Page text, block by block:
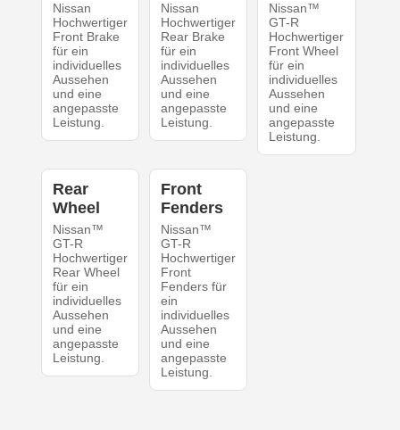
Nissan
Hochwertiger
Front Brake
für ein
individuelles
Aussehen
und eine
angepasste
Leistung.
Nissan
Hochwertiger
Rear Brake
für ein
individuelles
Aussehen
und eine
angepasste
Leistung.
Nissan™
GT-R
Hochwertiger
Front Wheel
für ein
individuelles
Aussehen
und eine
angepasste
Leistung.
Rear
Wheel
Nissan™
GT-R
Hochwertiger
Rear Wheel
für ein
individuelles
Aussehen
und eine
angepasste
Leistung.
Front
Fenders
Nissan™
GT-R
Hochwertiger
Front
Fenders für
ein
individuelles
Aussehen
und eine
angepasste
Leistung.